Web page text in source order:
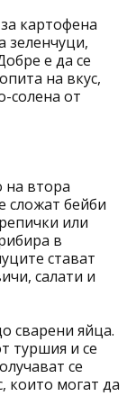
картофена
зеленчуци,
е да се
на вкус,
солена от
на втора
сложат бейби
или
в
стават
салати и
сварени яйца.
туршия и се
се
които могат да